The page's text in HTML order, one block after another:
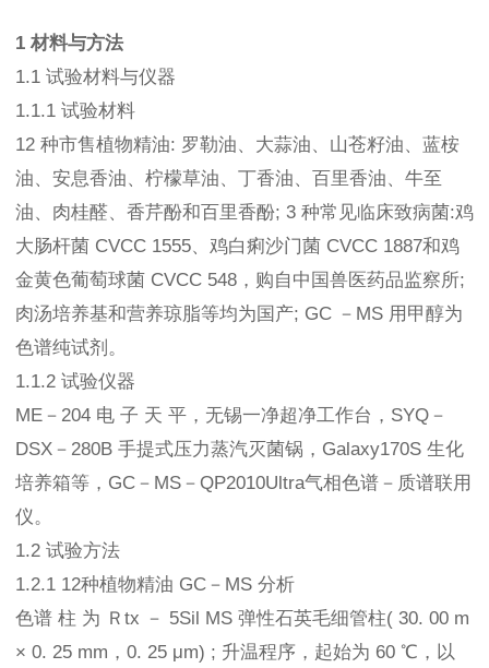
1 材料与方法
1.1 试验材料与仪器
1.1.1 试验材料
12 种市售植物精油: 罗勒油、大蒜油、山苍籽油、蓝桉
油、安息香油、柠檬草油、丁香油、百里香油、牛至
油、肉桂醛、香芹酚和百里香酚; 3 种常见临床致病菌:鸡
大肠杆菌 CVCC 1555、鸡白痢沙门菌 CVCC 1887和鸡
金黄色葡萄球菌 CVCC 548，购自中国兽医药品监察所;
肉汤培养基和营养琼脂等均为国产; GC －MS 用甲醇为
色谱纯试剂。
1.1.2 试验仪器
ME－204 电 子 天 平，无锡一净超净工作台，SYQ－
DSX－280B 手提式压力蒸汽灭菌锅，Galaxy170S 生化
培养箱等，GC－MS－QP2010Ultra气相色谱－质谱联用
仪。
1.2 试验方法
1.2.1 12种植物精油 GC－MS 分析
色谱 柱 为 Ｒtx － 5Sil MS 弹性石英毛细管柱( 30. 00 m
× 0. 25 mm，0. 25 μm) ; 升温程序，起始为 60 ℃，以